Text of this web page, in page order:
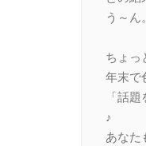
う～
ちょっ
年末で
「話
♪
あなた